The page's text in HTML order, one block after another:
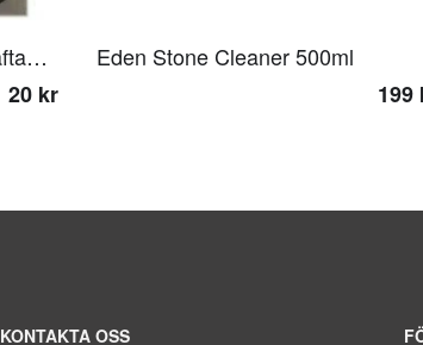
Golvskydd brun 28mm självhäftande
20 kr
Eden Stone Cleaner 500ml
199
KONTAKTA OSS